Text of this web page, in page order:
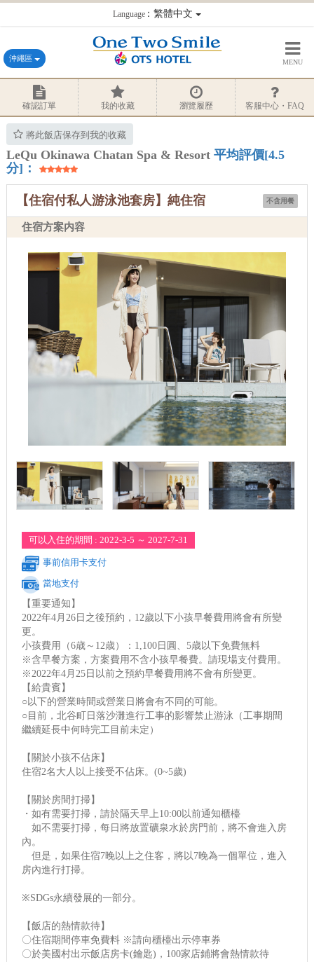
Language：繁體中文
沖繩區 MENU
確認訂單 我的收藏 瀏覽履歷 客服中心・FAQ
將此飯店保存到我的收藏
LeQu Okinawa Chatan Spa & Resort 平均評價[4.5
分]：
不含用餐
【住宿付私人游泳池套房】純住宿
住宿方案内容
可以入住的期間 : 2022-3-5 ～ 2027-7-31
事前信用卡支付
當地支付
【重要通知】
2022年4月26日之後預約，12歲以下小孩早餐費用將會有所變
更。
小孩費用（6歳～12歳）：1,100日圓、5歳以下免費無料
※含早餐方案，方案費用不含小孩早餐費。請現場支付費用。
※2022年4月25日以前之預約早餐費用將不會有所變更。
【給貴賓】
○以下的營業時間或營業日將會有不同的可能。
○目前，北谷町日落沙灘進行工事的影響禁止游泳（工事期間
繼續延長中何時完工目前未定）
【關於小孩不佔床】
住宿2名大人以上接受不佔床。(0~5歲)
【關於房間打掃】
・如有需要打掃，請於隔天早上10:00以前通知櫃檯
如不需要打掃，每日將放置礦泉水於房門前，將不會進入房
內。
但是，如果住宿7晚以上之住客，將以7晚為一個單位，進入
房內進行打掃。
※SDGs永續發展的一部分。
【飯店的熱情款待】
〇住宿期間停車免費料 ※請向櫃檯出示停車券
〇於美國村出示飯店房卡(鑰匙)，100家店鋪將會熱情款待